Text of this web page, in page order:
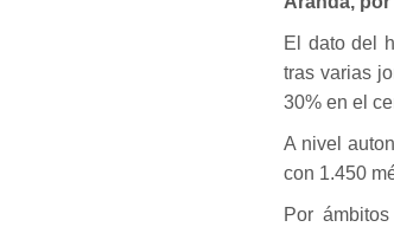
El dato del
tras varias
30% en el
A nivel
con 1.450
Por